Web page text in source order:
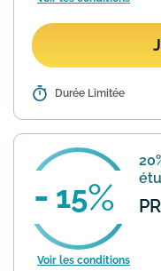
Détails : Dans sa
bagage à
votre
En
Durée Limitée
15
Voir les conditions